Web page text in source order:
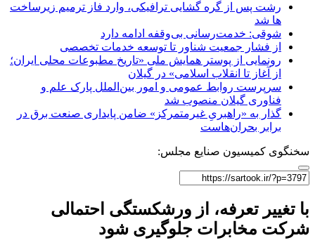
رشت پس از گره گشایی ترافیکی، وارد فاز ترمیم زیرساخت
ها شد
شوقی: خدمت‌رسانی بی‌وقفه ادامه دارد
از فشار جمعیت شناور تا توسعه خدمات تخصصی
رونمایی از پوستر همایش ملی «تاریخ مطبوعات محلی ایران؛
از آغاز تا انقلاب اسلامی» در گیلان
سرپرست روابط عمومی و امور بین‌الملل پارک علم و
فناوری گیلان منصوب شد
گذار به «راهبریِ غیرمتمرکز» ضامن پایداری صنعت برق در
برابر بحران‌هاست
سخنگوی کمیسیون صنایع مجلس:
با تغییر تعرفه، از ورشکستگی احتمالی
شرکت مخابرات جلوگیری شود